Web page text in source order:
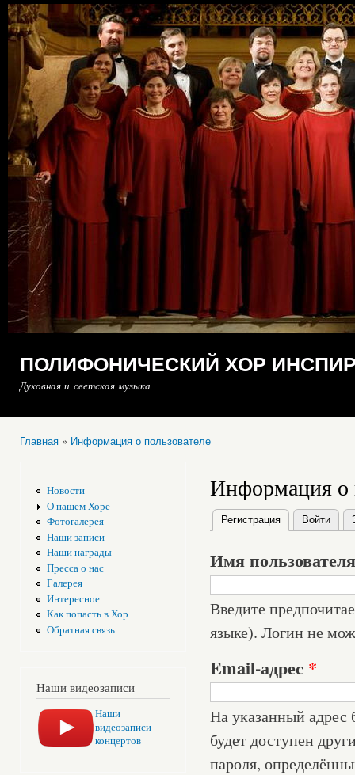
ПОЛИФОНИЧЕСКИЙ ХОР
Духовная и светская музыка
Главная » Информация о пользователе
Новости
О нашем Хоре
Фотогалерея
Наши записи
Наши награды
Пресса о нас
Галерея
Интересное
Как попасть в Хор
Обратная связь
Наши видеозаписи
Наши
видеозаписи
концертов
Информация о
Главные вкладки
Регистрация (активная
Войти
Имя
Введите
языке). Логин не
Email-адрес *
На указанный адрес
будет доступен
пароля,